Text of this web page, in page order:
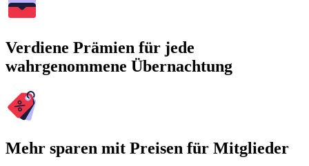
Verdiene Prämien für jede
wahrgenommene Übernachtung
Mehr sparen mit Preisen für Mitglieder